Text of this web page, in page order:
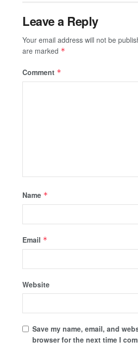
Leave a Reply
Your email address will not be
are marked *
Comment *
Name *
Email *
Website
Save my name, email, and
browser for the next time I